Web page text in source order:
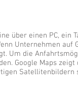
über einen PC, ein
Unternehmen auf
Um die
Google Maps
Satellitenbildern